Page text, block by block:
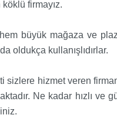
firmayız.
büyük mağaza ve
oldukça kullanışlıdırlar.
sizlere hizmet veren
Ne kadar hızlı ve